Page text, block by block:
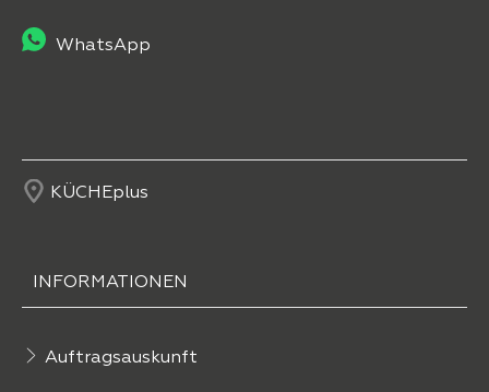
WhatsApp
KÜCHEplus
INFORMATIONEN
Auftragsauskunft